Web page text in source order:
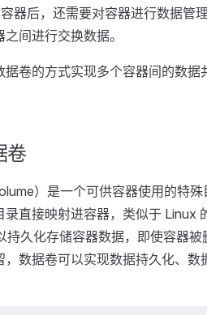
器后，还需要对容器进行数据管
间进行交换数据。
卷的方式实现多个容器间的数据
卷
）是一个可供容器使用的特殊
录直接映射进容器，类似于 Linux
持久化存储容器数据，即使容器被
，数据卷可以实现数据持久化、数